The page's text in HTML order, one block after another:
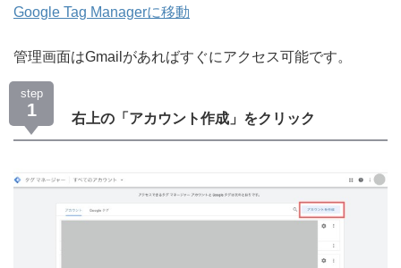
Google Tag Managerに移動
管理画面はGmailがあればすぐにアクセス可能です。
step
1 右上の「アカウント作成」をクリック